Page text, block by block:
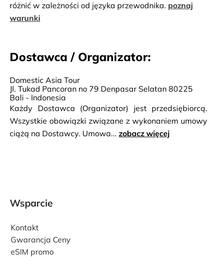
różnić w zależności od języka przewodnika. poznaj
warunki
Dostawca / Organizator:
Domestic Asia Tour
Jl. Tukad Pancoran no 79 Denpasar Selatan 80225
Bali - Indonesia
Każdy Dostawca (Organizator) jest przedsiębiorcą.
Wszystkie obowiązki związane z wykonaniem umowy
ciążą na Dostawcy. Umowa... zobacz więcej
Wsparcie
Kontakt
Gwarancja Ceny
eSIM promo